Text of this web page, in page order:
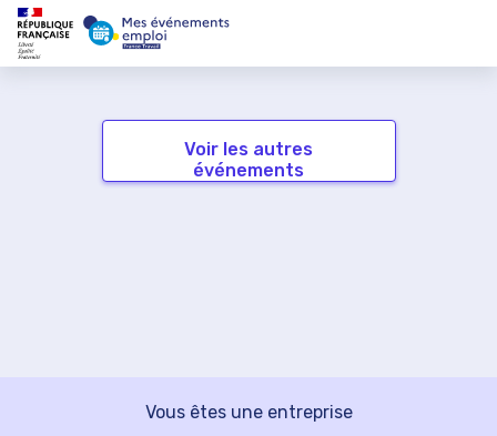
Voir les autres
événements
Vous êtes une entreprise